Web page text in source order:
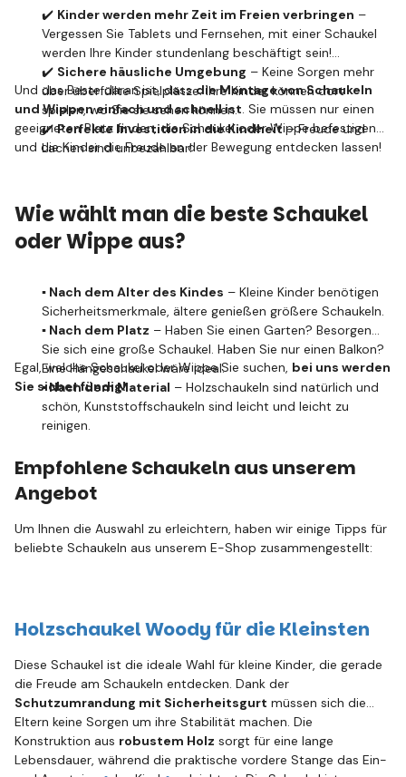
✔️ Kinder werden mehr Zeit im Freien verbringen –
Vergessen Sie Tablets und Fernsehen, mit einer Schaukel
werden Ihre Kinder stundenlang beschäftigt sein!
✔️ Sichere häusliche Umgebung – Keine Sorgen mehr
über überfüllte Spielplätze. Ihre Kinder können dort
spielen, wo Sie sie sehen können.
✔️Perfekte Investition in die Kindheit– Freude und
Lachen sind unbezahlbar!
Und das Beste daran ist, dassdie Montage von Schaukeln
und Wippen einfach und schnell ist. Sie müssen nur einen
geeigneten Platz finden, die Schaukel oder Wippe befestigen
und die Kinder die Freude an der Bewegung entdecken lassen!
Wie wählt man die beste Schaukel
oder Wippe aus?
▪️ Nach dem Alter des Kindes – Kleine Kinder benötigen
Sicherheitsmerkmale, ältere genießen größere Schaukeln.
▪️ Nach dem Platz – Haben Sie einen Garten? Besorgen
Sie sich eine große Schaukel. Haben Sie nur einen Balkon?
Eine Hängeschaukel wäre ideal.
▪️ Nach dem Material – Holzschaukeln sind natürlich und
schön, Kunststoffschaukeln sind leicht und leicht zu
reinigen.
Egal, welche Schaukel oder Wippe Sie suchen, bei uns werden
Sie sicher fündig!
Empfohlene Schaukeln aus unserem
Angebot
Um Ihnen die Auswahl zu erleichtern, haben wir einige Tipps für
beliebte Schaukeln aus unserem E-Shop zusammengestellt:
Holzschaukel Woody für die Kleinsten
Diese Schaukel ist die ideale Wahl für kleine Kinder, die gerade
die Freude am Schaukeln entdecken. Dank der
Schutzumrandung mit Sicherheitsgurt müssen sich die
Eltern keine Sorgen um ihre Stabilität machen. Die
Konstruktion aus robustem Holz sorgt für eine lange
Lebensdauer, während die praktische vordere Stange das Ein-